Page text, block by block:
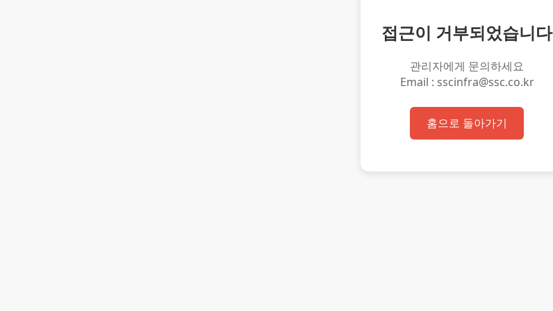
접근이 거부되었습니다
관리자에게 문의하세요
Email : sscinfra@ssc.co.kr
홈으로 돌아가기